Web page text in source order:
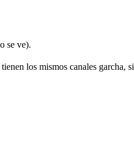
se ve).
los mismos canales garcha, si